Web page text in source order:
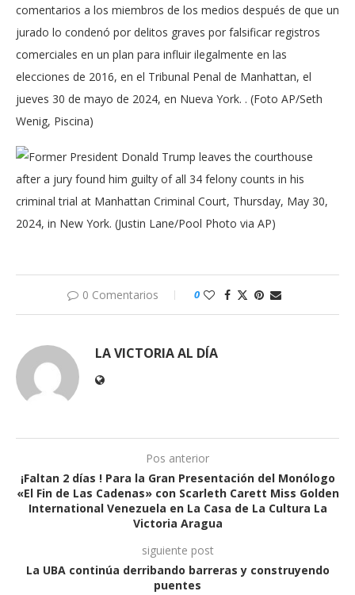
0 Comentarios 0
LA VICTORIA AL DÍA
Pos anterior
¡Faltan 2 días ! Para la Gran Presentación del Monólogo
«El Fin de Las Cadenas» con Scarleth Carett Miss Golden
International Venezuela en La Casa de La Cultura La
Victoria Aragua
siguiente post
La UBA continúa derribando barreras y construyendo
puentes